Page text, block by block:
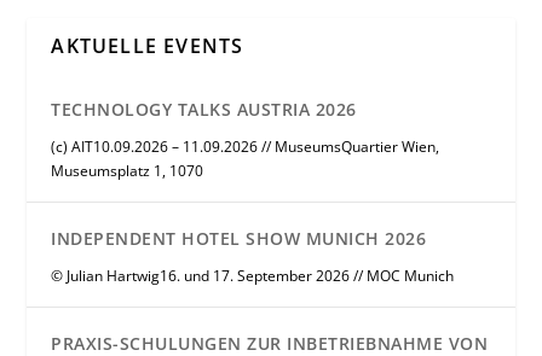
AKTUELLE EVENTS
TECHNOLOGY TALKS AUSTRIA 2026
(c) AIT10.09.2026 – 11.09.2026 // MuseumsQuartier Wien,
Museumsplatz 1, 1070
INDEPENDENT HOTEL SHOW MUNICH 2026
© Julian Hartwig16. und 17. September 2026 // MOC Munich
PRAXIS-SCHULUNGEN ZUR INBETRIEBNAHME VON